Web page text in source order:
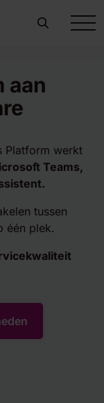
aan
Platform werkt
Teams,
tussen
één plek.